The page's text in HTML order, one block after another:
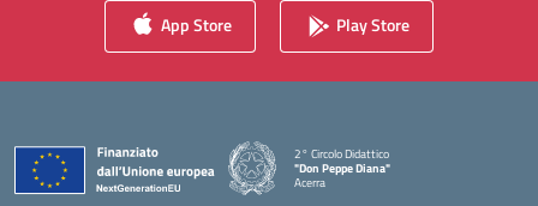
App Store Play Store
2° Circolo Didattico
"Don Peppe Diana"
Acerra